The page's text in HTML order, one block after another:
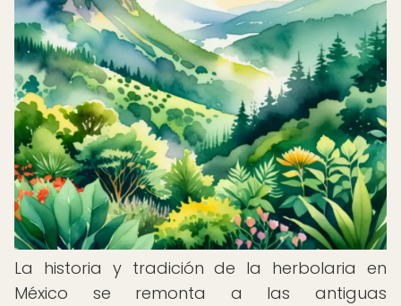
La historia y tradición de la herbolaria en
México se remonta a las antiguas